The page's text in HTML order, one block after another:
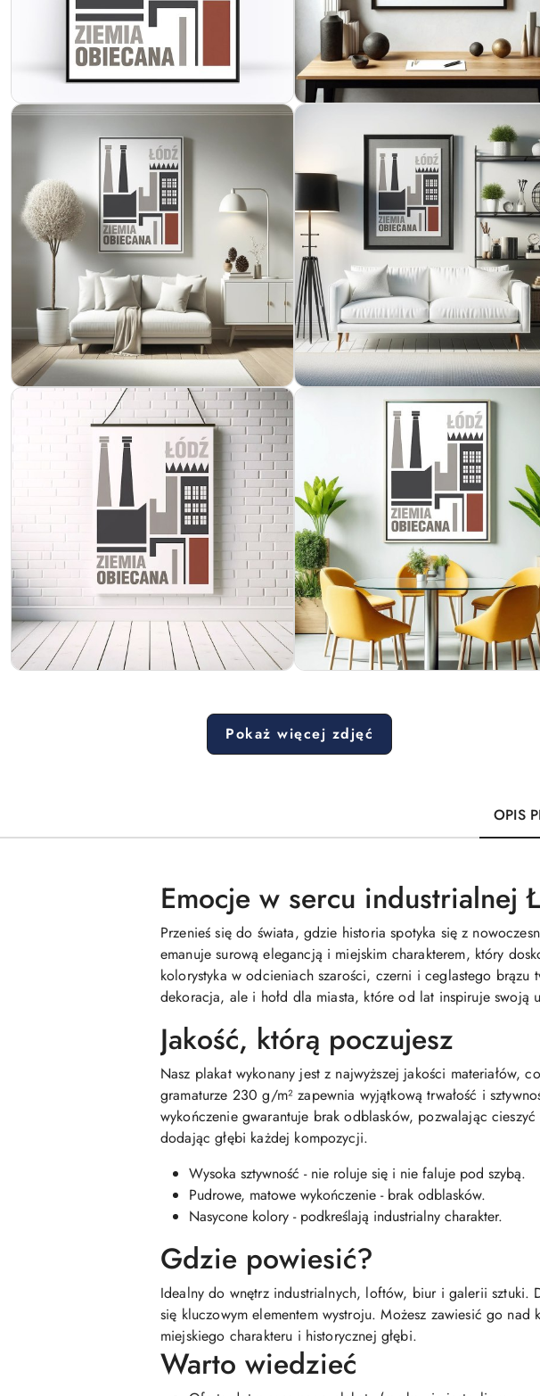
Pokaż więcej zdjęć
OPIS
Emocje w sercu industrialnej
Przenieś się do świata, gdzie historia spotyka się z
emanuje surową elegancją i miejskim charakterem, który
kolorystyka w odcieniach szarości, czerni i ceglastego
dekoracja, ale i hołd dla miasta, które od lat inspiruje swoją
Jakość, którą poczujesz
Nasz plakat wykonany jest z najwyższej jakości
gramaturze 230 g/m² zapewnia wyjątkową trwałość i
wykończenie gwarantuje brak odblasków, pozwalając
dodając głębi każdej kompozycji.
Wysoka sztywność - nie roluje się i nie faluje pod szybą.
Pudrowe, matowe wykończenie - brak odblasków.
Nasycone kolory - podkreślają industrialny charakter.
Gdzie powiesić?
Idealny do wnętrz industrialnych, loftów, biur i galerii sztuki.
się kluczowym elementem wystroju. Możesz zawiesić go
miejskiego charakteru i historycznej głębi.
Warto wiedzieć